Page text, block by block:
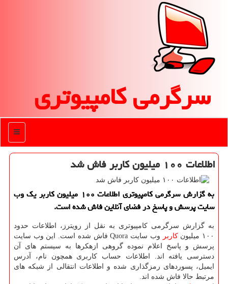
سرگرمی كامپیوتری
منو
اطلاعات ۱۰۰ میلیون كاربر فاش شد
به گزارش سرگرمی كامپیوتری اطلاعات ۱۰۰ میلیون كاربر یك وب
سایت پرسش و پاسخ در فضای آنلاین فاش شده است.
به گزارش سرگرمی كامپیوتری به نقل از رویترز، اطلاعات حدود
۱۰۰ میلیون
كاربر
وب سایت Quora فاش شده است. این وب سایت
پرسش و پاسخ اعلام نموده گروهی ازهكرها به سیستم های آن
دسترسی یافته اند. اطلاعات حساب كاربری همچون نام، آدرس
ایمیل، پسوردهای رمزگذاری شده و اطلاعات انتقالی از شبكه های
مرتبط حالا فاش شده اند.